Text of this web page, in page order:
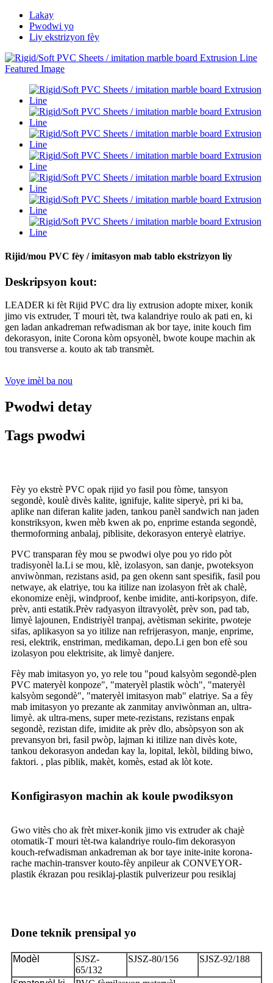
Lakay
Pwodwi yo
Liy ekstrizyon fèy
Rijid/mou PVC fèy / imitasyon mab tablo ekstrizyon liy
Deskripsyon kout:
LEADER ki fèt Rijid PVC dra liy extrusion adopte mixer, konik
jimo vis extruder, T mouri tèt, twa kalandriye roulo ak pati en, ki
gen ladan ankadreman refwadisman ak bor taye, inite kouch fim
dekorasyon, inite Corona kòm opsyonèl, bwote koupe machin ak
tou transverse a. kouto ak tab transmèt.
Voye imèl ba nou
Pwodwi detay
Tags pwodwi
Fèy yo ekstrè PVC opak rijid yo fasil pou fòme, tansyon
segondè, koulè divès kalite, ignifuje, kalite siperyè, pri ki ba,
aplike nan diferan kalite jaden, tankou panèl sandwich nan jaden
konstriksyon, kwen mèb kwen ak po, enprime estanda segondè,
thermoforming anbalaj, piblisite, dekorasyon enteryè elatriye.
PVC transparan fèy mou se pwodwi olye pou yo rido pòt
tradisyonèl la.Li se mou, klè, izolasyon, san danje, pwoteksyon
anviwònman, rezistans asid, pa gen okenn sant spesifik, fasil pou
netwaye, ak elatriye, tou ka itilize nan izolasyon frèt ak chalè,
ekonomize enèji, windproof, kenbe imidite, anti-koripsyon, dife.
prèv, anti estatik.Prèv radyasyon iltravyolèt, prèv son, pad tab,
limyè lajounen, Endistriyèl tranpaj, avètisman sekirite, pwoteje
sifas, aplikasyon sa yo itilize nan refrijerasyon, manje, enprime,
resi, elektrik, enstriman, medikaman, depo.Li gen bon efè sou
izolasyon pou elektrisite, ak limyè danjere.
Fèy mab imitasyon yo, yo rele tou "poud kalsyòm segondè-plen
PVC materyèl konpoze", "materyèl plastik wòch", "materyèl
kalsyòm segondè", "materyèl imitasyon mab" elatriye. Sa a fèy
mab imitasyon yo prezante ak zanmitay anviwònman an, ultra-
limyè. ak ultra-mens, super mete-rezistans, rezistans enpak
segondè, rezistan dife, imidite ak prèv dlo, absòpsyon son ak
prevansyon bri, fasil pwòp, lajman ki itilize nan divès kote,
tankou dekorasyon andedan kay la, lopital, lekòl, bilding biwo,
faktori. , plas piblik, makèt, komès, estad ak lòt kote.
Konfigirasyon machin ak koule pwodiksyon
Gwo vitès cho ak frèt mixer-konik jimo vis extruder ak chajè
otomatik-T mouri tèt-twa kalandriye roulo-fim dekorasyon
kouch-refwadisman ankadreman ak bor taye inite-inite korona-
rache machin-transver kouto-fèy anpileur ak CONVEYOR-
plastik ékrazan pou resiklaj-plastik pulverizeur pou resiklaj
Done teknik prensipal yo
Modèl
SJSZ-
65/132
SJSZ-80/156 SJSZ-92/188